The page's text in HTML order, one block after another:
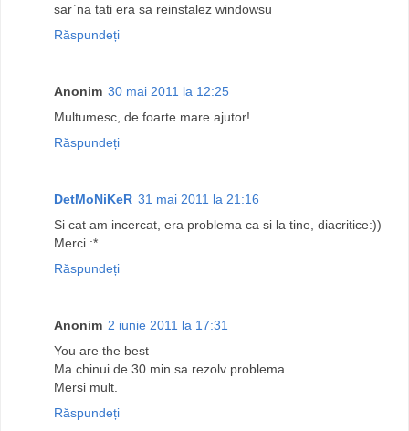
sar`na tati era sa reinstalez windowsu
Răspundeți
Anonim 30 mai 2011 la 12:25
Multumesc, de foarte mare ajutor!
Răspundeți
DetMoNiKeR 31 mai 2011 la 21:16
Si cat am incercat, era problema ca si la tine, diacritice:))
Merci :*
Răspundeți
Anonim 2 iunie 2011 la 17:31
You are the best
Ma chinui de 30 min sa rezolv problema.
Mersi mult.
Răspundeți